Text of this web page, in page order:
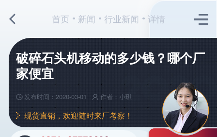
首页 新闻 行业新闻 详情
破碎石头机移动的多少钱？哪个厂
家便宜
发布时间：2020-03-01 作者：小琪
现货直销，欢迎随时来厂考察！